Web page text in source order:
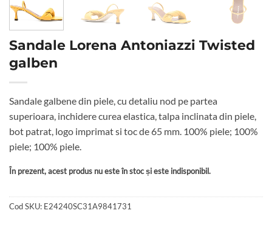
Sandale Lorena Antoniazzi Twisted
galben
Sandale galbene din piele, cu detaliu nod pe partea
superioara, inchidere curea elastica, talpa inclinata din piele,
bot patrat, logo imprimat si toc de 65 mm. 100% piele; 100%
piele; 100% piele.
În prezent, acest produs nu este în stoc și este indisponibil.
Cod SKU: E24240SC31A9841731